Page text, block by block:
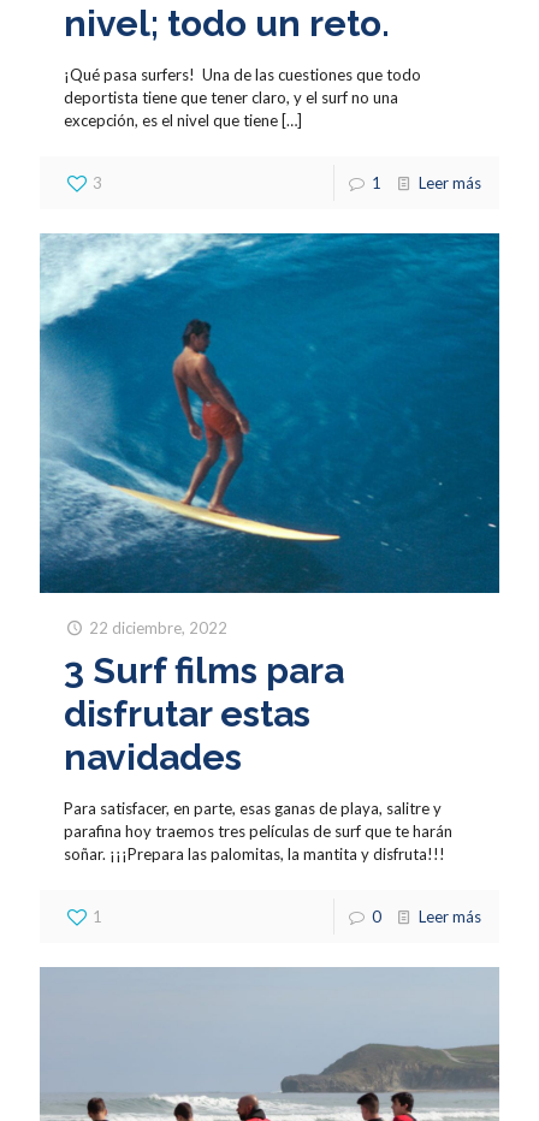
nivel; todo un reto.
¡Qué pasa surfers! Una de las cuestiones que todo
deportista tiene que tener claro, y el surf no una
excepción, es el nivel que tiene […]
3 1 Leer más
22 diciembre, 2022
3 Surf films para
disfrutar estas
navidades
Para satisfacer, en parte, esas ganas de playa, salitre y
parafina hoy traemos tres películas de surf que te harán
soñar. ¡¡¡Prepara las palomitas, la mantita y disfruta!!!
1 0 Leer más